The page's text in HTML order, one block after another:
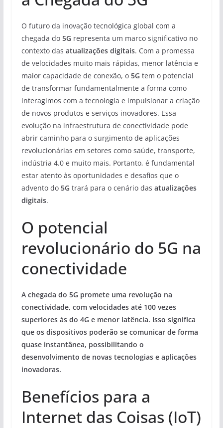
O futuro da inovação tecnológica global com a
chegada do 5G representa um marco significativo no
contexto das atualizações digitais. Com a promessa
de velocidades muito mais rápidas, menor latência e
maior capacidade de conexão, o 5G tem o potencial
de transformar fundamentalmente a forma como
interagimos com a tecnologia e impulsionar a criação
de novos produtos e serviços inovadores. Essa
evolução na infraestrutura de conectividade pode
abrir caminho para o surgimento de aplicações
revolucionárias em setores como saúde, transporte,
indústria 4.0 e muito mais. Portanto, é fundamental
estar atento às oportunidades e desafios que o
advento do 5G trará para o cenário das atualizações
digitais.
O potencial
revolucionário do 5G na
conectividade
A chegada do 5G promete uma revolução na
conectividade, com velocidades até 100 vezes
superiores às do 4G e menor latência. Isso significa
que os dispositivos poderão se comunicar de forma
quase instantânea, possibilitando o
desenvolvimento de novas tecnologias e aplicações
inovadoras.
Benefícios para a
Internet das Coisas (IoT)